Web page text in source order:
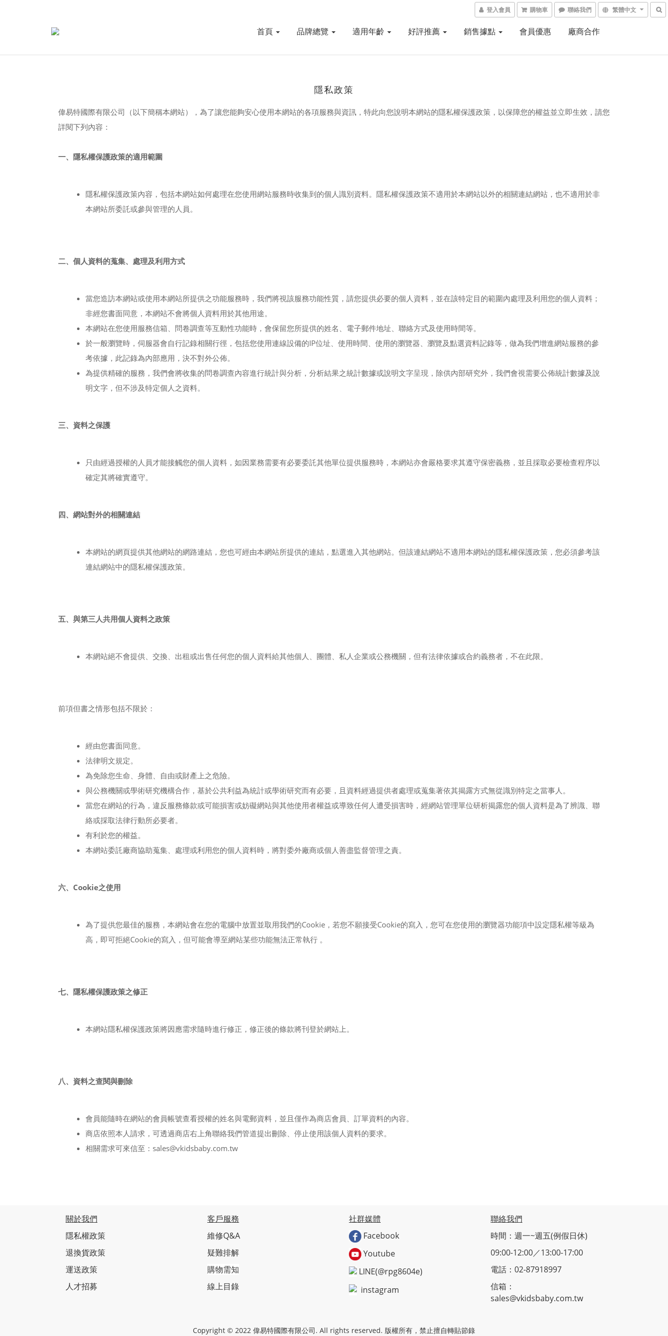
登入會員 購物車 聯絡我們 繁體中文
首頁 品牌總覽 適用年齡 好評推薦 銷售據點 會員優惠 廠商合作
隱私政策
偉易特國際有限公司（以下簡稱本網站），為了讓您能夠安心使用本網站的各項服務與資訊，特此向您說明本網站的隱私權保護政策，以保障您的權益並立即生效，請您
詳閱下列內容：
一、隱私權保護政策的適用範圍
隱私權保護政策內容，包括本網站如何處理在您使用網站服務時收集到的個人識別資料。隱私權保護政策不適用於本網站以外的相關連結網站，也不適用於非
本網站所委託或參與管理的人員。
二、個人資料的蒐集、處理及利用方式
當您造訪本網站或使用本網站所提供之功能服務時，我們將視該服務功能性質，請您提供必要的個人資料，並在該特定目的範圍內處理及利用您的個人資料；
非經您書面同意，本網站不會將個人資料用於其他用途。
本網站在您使用服務信箱、問卷調查等互動性功能時，會保留您所提供的姓名、電子郵件地址、聯絡方式及使用時間等。
於一般瀏覽時，伺服器會自行記錄相關行徑，包括您使用連線設備的IP位址、使用時間、使用的瀏覽器、瀏覽及點選資料記錄等，做為我們增進網站服務的參
考依據，此記錄為內部應用，決不對外公佈。
為提供精確的服務，我們會將收集的問卷調查內容進行統計與分析，分析結果之統計數據或說明文字呈現，除供內部研究外，我們會視需要公佈統計數據及說
明文字，但不涉及特定個人之資料。
三、資料之保護
只由經過授權的人員才能接觸您的個人資料，如因業務需要有必要委託其他單位提供服務時，本網站亦會嚴格要求其遵守保密義務，並且採取必要檢查程序以
確定其將確實遵守。
四、網站對外的相關連結
本網站的網頁提供其他網站的網路連結，您也可經由本網站所提供的連結，點選進入其他網站。但該連結網站不適用本網站的隱私權保護政策，您必須參考該
連結網站中的隱私權保護政策。
五、與第三人共用個人資料之政策
本網站絕不會提供、交換、出租或出售任何您的個人資料給其他個人、團體、私人企業或公務機關，但有法律依據或合約義務者，不在此限。
前項但書之情形包括不限於：
經由您書面同意。
法律明文規定。
為免除您生命、身體、自由或財產上之危險。
與公務機關或學術研究機構合作，基於公共利益為統計或學術研究而有必要，且資料經過提供者處理或蒐集著依其揭露方式無從識別特定之當事人。
當您在網站的行為，違反服務條款或可能損害或妨礙網站與其他使用者權益或導致任何人遭受損害時，經網站管理單位研析揭露您的個人資料是為了辨識、聯
絡或採取法律行動所必要者。
有利於您的權益。
本網站委託廠商協助蒐集、處理或利用您的個人資料時，將對委外廠商或個人善盡監督管理之責。
六、Cookie之使用
為了提供您最佳的服務，本網站會在您的電腦中放置並取用我們的Cookie，若您不願接受Cookie的寫入，您可在您使用的瀏覽器功能項中設定隱私權等級為
高，即可拒絕Cookie的寫入，但可能會導至網站某些功能無法正常執行 。
七、隱私權保護政策之修正
本網站隱私權保護政策將因應需求隨時進行修正，修正後的條款將刊登於網站上。
八、資料之查閱與刪除
會員能隨時在網站的會員帳號查看授權的姓名與電郵資料，並且僅作為商店會員、訂單資料的內容。
商店依照本人請求，可透過商店右上角聯絡我們管道提出刪除、停止使用該個人資料的要求。
相關需求可來信至：sales@vkidsbaby.com.tw
關於我們
隱私權政策
退換貨政策
運送政策
人才招募
客戶服務
維修Q&A
疑難排解
購物需知
線上目錄
社群媒體
Facebook
Youtube
LINE(@rpg8604e)
instagram
聯絡我們
時間：週一~週五(例假日休)
09:00-12:00／13:00-17:00
電話：02-87918997
信箱：
sales@vkidsbaby.com.tw
Copyright © 2022 偉易特國際有限公司. All rights reserved. 版權所有，禁止擅自轉貼節錄